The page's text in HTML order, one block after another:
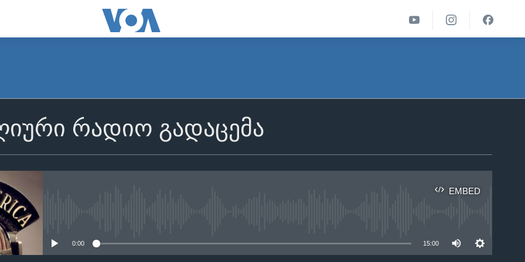
რადიო გადაცემა
EMBED
0:00 15:00